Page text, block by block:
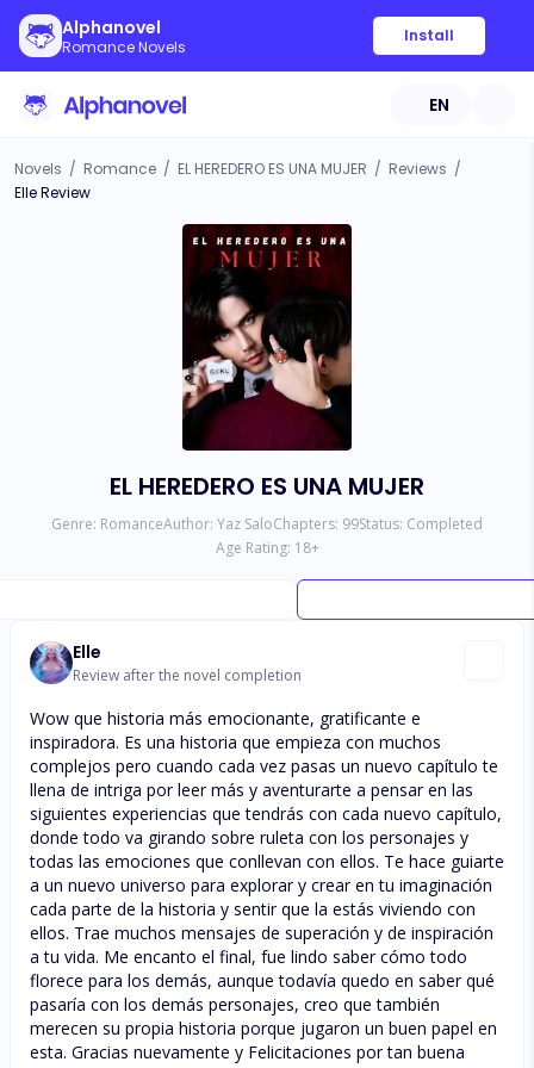
Alphanovel
Romance Novels
Install
EN
Novels / Romance / EL HEREDERO ES UNA MUJER / Reviews /
Elle Review
EL HEREDERO ES UNA MUJER
Genre: RomanceAuthor: Yaz SaloChapters: 99Status: Completed
Age Rating: 18+
Elle
Review after the novel completion
Wow que historia más emocionante, gratificante e
inspiradora. Es una historia que empieza con muchos
complejos pero cuando cada vez pasas un nuevo capítulo te
llena de intriga por leer más y aventurarte a pensar en las
siguientes experiencias que tendrás con cada nuevo capítulo,
donde todo va girando sobre ruleta con los personajes y
todas las emociones que conllevan con ellos. Te hace guiarte
a un nuevo universo para explorar y crear en tu imaginación
cada parte de la historia y sentir que la estás viviendo con
ellos. Trae muchos mensajes de superación y de inspiración
a tu vida. Me encanto el final, fue lindo saber cómo todo
florece para los demás, aunque todavía quedo en saber qué
pasaría con los demás personajes, creo que también
merecen su propia historia porque jugaron un buen papel en
esta. Gracias nuevamente y Felicitaciones por tan buena